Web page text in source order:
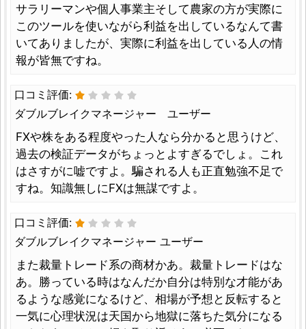
サラリーマンや個人事業主そして農家の方が実際に
このツールを使いながら利益を出しているなんて書
いてありましたが、実際に利益を出している人の情
報が皆無ですね。
口コミ評価:
ダブルブレイクマネージャー ユーザー
FXや株をある程度やった人なら分かると思うけど、
過去の検証データがちょっとよすぎるでしょ。これ
はさすがに嘘ですよ。騙される人も正直勉強不足で
すね。知識無しにFXは無謀ですよ。
口コミ評価:
ダブルブレイクマネージャー ユーザー
また裁量トレード系の商材かあ。裁量トレードはな
あ。勝っている時はなんだか自分は特別な才能があ
るような感覚になるけど、相場が予想と反転すると
一気に心理状況は天国から地獄に落ちた気分になる